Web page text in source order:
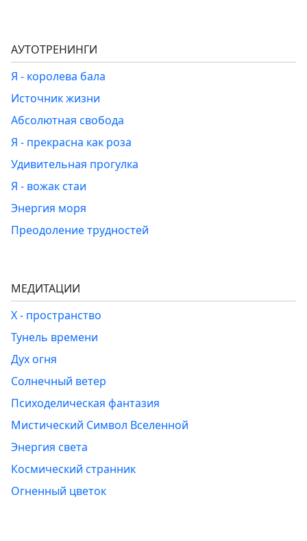
АУТОТРЕНИНГИ
Я - королева бала
Источник жизни
Абсолютная свобода
Я - прекрасна как роза
Удивительная прогулка
Я - вожак стаи
Энергия моря
Преодоление трудностей
МЕДИТАЦИИ
Х - пространство
Тунель времени
Дух огня
Солнечный ветер
Психоделическая фантазия
Мистический Символ Вселенной
Энергия света
Космический странник
Огненный цветок